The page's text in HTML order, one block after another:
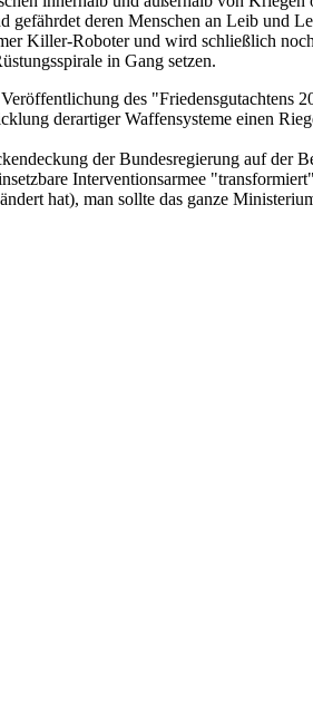
deren Menschen an Leib und
Killer-Roboter und wird schließlich
in Gang setzen.
des
derartiger Waffensysteme einen
der Bundesregierung auf der
Interventionsarmee
hat), man sollte das ganze